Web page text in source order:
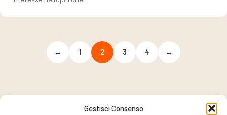
Gestisci Consenso
← 1 2 3 4 →
PROGETTO COORDINATO DA